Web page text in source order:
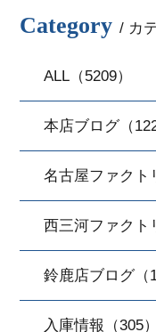
Category / カ
ALL（5209）
本店ブログ（
名古屋ファクト
西三河ファクト
鈴鹿店ブログ（
入庫情報（305）